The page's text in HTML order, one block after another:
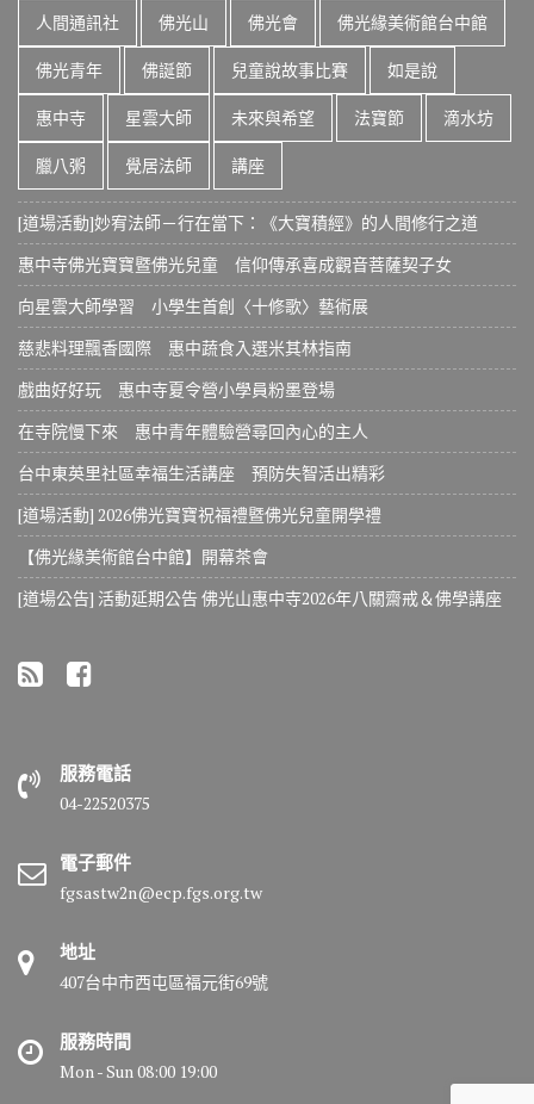
人間通訊社 佛光山 佛光會 佛光緣美術館台中館
佛光青年 佛誕節 兒童說故事比賽 如是說
惠中寺 星雲大師 未來與希望 法寶節 滴水坊
臘八粥 覺居法師 講座
[道場活動]妙宥法師－行在當下：《大寶積經》的人間修行之道
惠中寺佛光寶寶暨佛光兒童 信仰傳承喜成觀音菩薩契子女
向星雲大師學習 小學生首創〈十修歌〉藝術展
慈悲料理飄香國際 惠中蔬食入選米其林指南
戲曲好好玩 惠中寺夏令營小學員粉墨登場
在寺院慢下來 惠中青年體驗營尋回內心的主人
台中東英里社區幸福生活講座 預防失智活出精彩
[道場活動] 2026佛光寶寶祝福禮暨佛光兒童開學禮
【佛光緣美術館台中館】開幕茶會
[道場公告] 活動延期公告 佛光山惠中寺2026年八關齋戒＆佛學講座
服務電話
04-22520375
電子郵件
fgsastw2n@ecp.fgs.org.tw
地址
407台中市西屯區福元街69號
服務時間
Mon - Sun 08:00 19:00